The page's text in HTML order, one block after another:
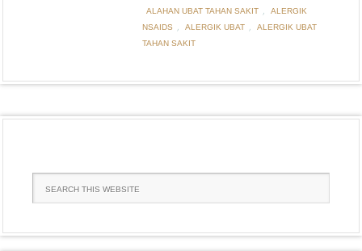
ALAHAN UBAT TAHAN SAKIT ,
ALERGIK
NSAIDS
, ALERGIK UBAT ,
ALERGIK UBAT
TAHAN SAKIT